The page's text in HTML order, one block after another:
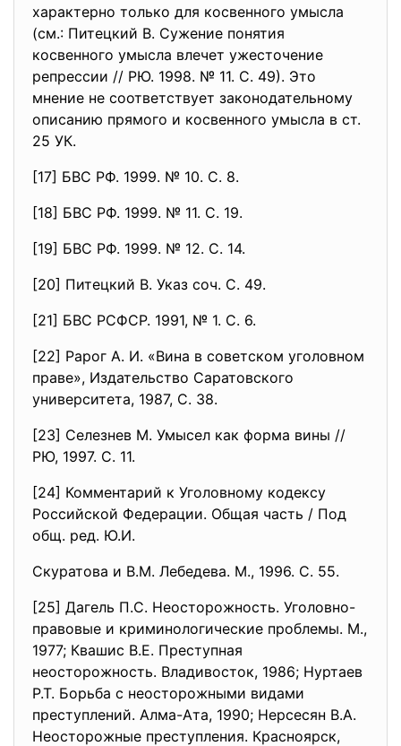
характерно только для косвенного умысла
(см.: Питецкий В. Сужение понятия
косвенного умысла влечет ужесточение
репрессии // РЮ. 1998. № 11. С. 49). Это
мнение не соответствует законодательному
описанию прямого и косвенного умысла в ст.
25 УК.
[17] БВС РФ. 1999. № 10. С. 8.
[18] БВС РФ. 1999. № 11. С. 19.
[19] БВС РФ. 1999. № 12. С. 14.
[20] Питецкий В. Указ соч. С. 49.
[21] БВС РСФСР. 1991, № 1. С. 6.
[22] Рарог А. И. «Вина в советском уголовном
праве», Издательство Саратовского
университета, 1987, С. 38.
[23] Селезнев М. Умысел как форма вины //
РЮ, 1997. С. 11.
[24] Комментарий к Уголовному кодексу
Российской Федерации. Общая часть / Под
общ. ред. Ю.И.
Скуратова и В.М. Лебедева. М., 1996. С. 55.
[25] Дагель П.С. Неосторожность. Уголовно-
правовые и криминологические проблемы. М.,
1977; Квашис В.Е. Преступная
неосторожность. Владивосток, 1986; Нуртаев
Р.Т. Борьба с неосторожными видами
преступлений. Алма-Ата, 1990; Нерсесян В.А.
Неосторожные преступления. Красноярск,